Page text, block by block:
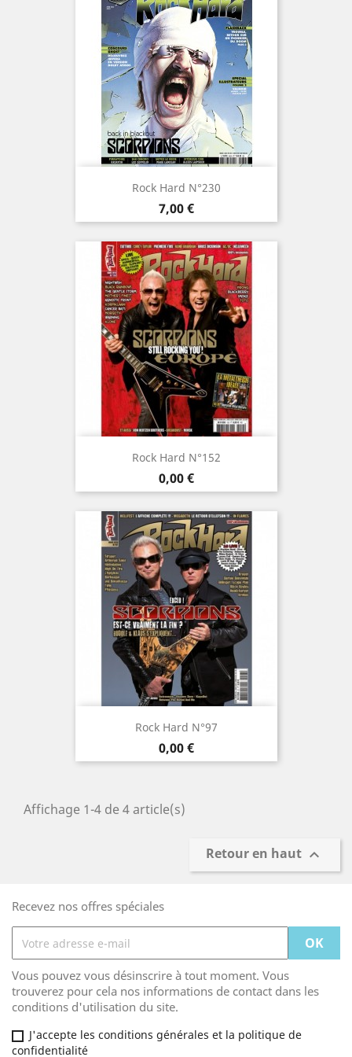
Rock Hard N°230
Prix
7,00 €
Rock Hard N°152
Prix
0,00 €
Rock Hard N°97
Prix
0,00 €
Affichage 1-4 de 4 article(s)
Retour en haut 
Recevez nos offres spéciales
Vous pouvez vous désinscrire à tout moment. Vous
trouverez pour cela nos informations de contact dans les
conditions d'utilisation du site.
J'accepte les conditions générales et la politique de
confidentialité